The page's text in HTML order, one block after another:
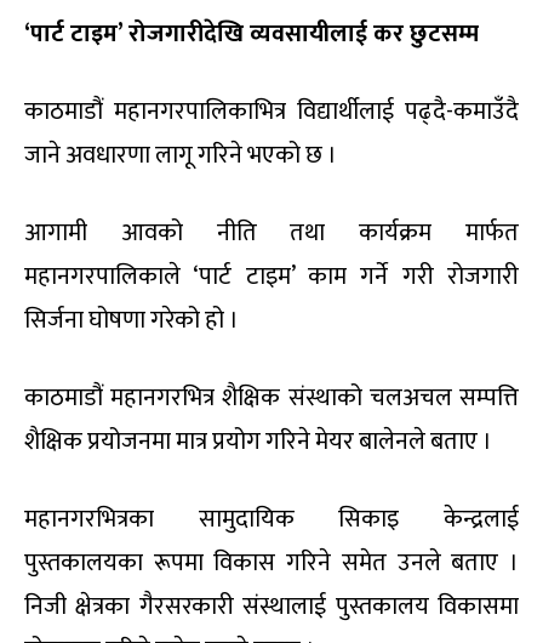
‘पार्ट टाइम’ रोजगारीदेखि व्यवसायीलाई कर छुटसम्म
काठमाडौं महानगरपालिकाभित्र विद्यार्थीलाई पढ्दै-कमाउँदै
जाने अवधारणा लागू गरिने भएको छ ।
आगामी आवको नीति तथा कार्यक्रम मार्फत
महानगरपालिकाले ‘पार्ट टाइम’ काम गर्ने गरी रोजगारी
सिर्जना घोषणा गरेको हो ।
काठमाडौं महानगरभित्र शैक्षिक संस्थाको चलअचल सम्पत्ति
शैक्षिक प्रयोजनमा मात्र प्रयोग गरिने मेयर बालेनले बताए ।
महानगरभित्रका सामुदायिक सिकाइ केन्द्रलाई
पुस्तकालयका रूपमा विकास गरिने समेत उनले बताए ।
निजी क्षेत्रका गैरसरकारी संस्थालाई पुस्तकालय विकासमा